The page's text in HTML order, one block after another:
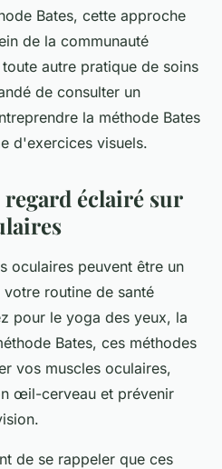
Bates, cette approche
de la communauté
autre pratique de soins
de consulter un
la méthode Bates
d'exercices visuels.
éclairé sur
oculaires peuvent être un
routine de santé
pour le yoga des yeux, la
Bates, ces méthodes
vos muscles oculaires,
œil-cerveau et prévenir
de se rappeler que ces